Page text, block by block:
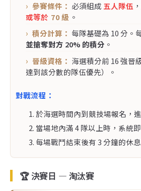
參賽條件： 必須組成 五人隊伍
或等於 70 級 。
積分計算： 每隊基礎為 10 分。
並搶奪對方 20% 的積分 。
晉級資格： 海選積分前 16 強晉
達到該分數的隊伍優先）。
對戰流程：
於海選時間內到競技場報名，
當場地內滿 4 隊以上時，系統
每場戰鬥結束後有 3 分鐘的休
🏆 決賽日 — 淘汰賽